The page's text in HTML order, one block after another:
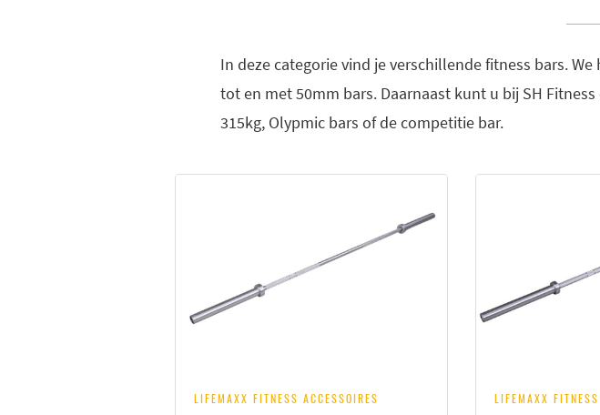
In deze categorie vind je verschillende fitness bars.
tot en met 50mm bars. Daarnaast kunt u bij SH
315kg, Olypmic bars of de competitie bar.
LIFEMAXX FITNESS ACCESSOIRES LIFEMAXX